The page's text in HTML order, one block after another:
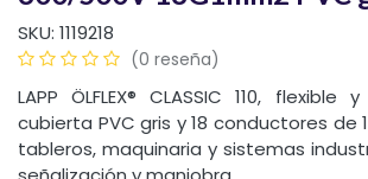
SKU: 1119218
(0 reseña)
LAPP ÖLFLEX® CLASSIC 110,
cubierta PVC gris y 18 conductores de
tableros, maquinaria y sistemas